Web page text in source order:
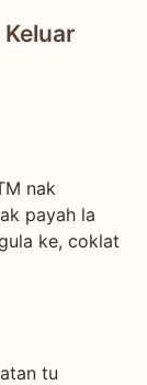
nak
payah la
ke, coklat
tu